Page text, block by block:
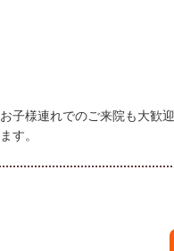
お子様連れでのご来院も大歓
ます。